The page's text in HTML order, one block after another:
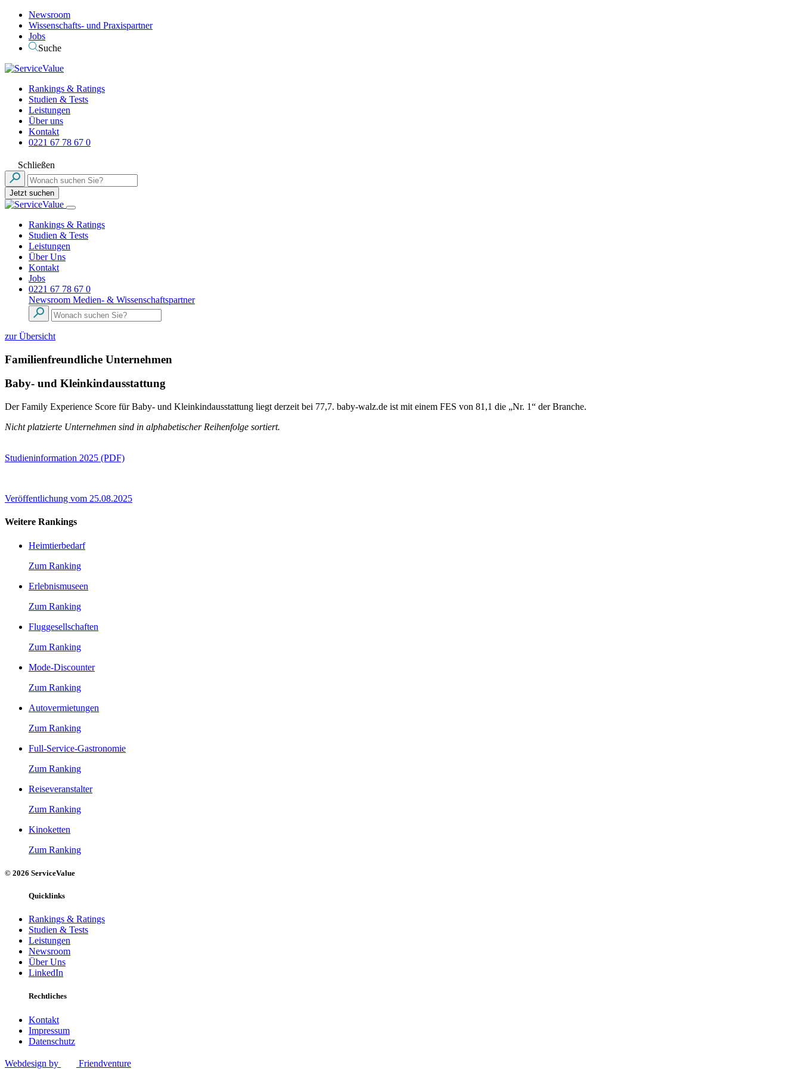
Newsroom
Wissenschafts- und Praxispartner
Jobs
Suche
Rankings & Ratings
Studien & Tests
Leistungen
Über uns
Kontakt
0221 67 78 67 0
Schließen
Jetzt suchen
Rankings & Ratings
Studien & Tests
Leistungen
Über Uns
Kontakt
Jobs
0221 67 78 67 0
Newsroom Medien- & Wissenschaftspartner
zur Übersicht
Familienfreundliche Unternehmen
Baby- und Kleinkindausstattung
Der Family Experience Score für Baby- und Kleinkindausstattung liegt derzeit bei 77,7. baby-walz.de ist mit einem FES von 81,1 die „Nr. 1“ der Branche.
Nicht platzierte Unternehmen sind in alphabetischer Reihenfolge sortiert.
Studieninformation 2025 (PDF)
Veröffentlichung vom 25.08.2025
Weitere Rankings
Heimtierbedarf
Zum Ranking
Erlebnismuseen
Zum Ranking
Fluggesellschaften
Zum Ranking
Mode-Discounter
Zum Ranking
Autovermietungen
Zum Ranking
Full-Service-Gastronomie
Zum Ranking
Reiseveranstalter
Zum Ranking
Kinoketten
Zum Ranking
© 2026 ServiceValue
Quicklinks
Rankings & Ratings
Studien & Tests
Leistungen
Newsroom
Über Uns
LinkedIn
Rechtliches
Kontakt
Impressum
Datenschutz
Webdesign by Friendventure